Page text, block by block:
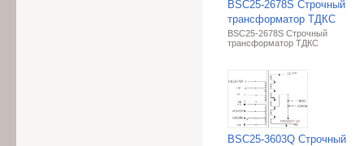
BSC25-2678S Строчный
трансформатор ТДКС
BSC25-2678S Строчный
трансформатор ТДКС
BSC25-3603Q Строчный